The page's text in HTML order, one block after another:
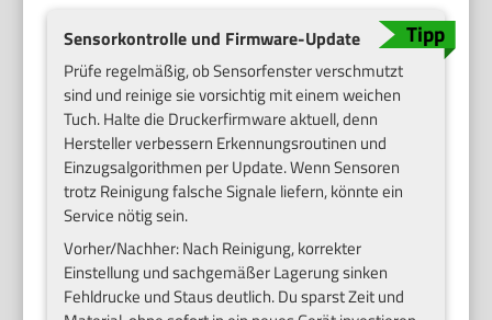
Sensorkontrolle und Firmware-Update
Prüfe regelmäßig, ob Sensorfenster verschmutzt
sind und reinige sie vorsichtig mit einem weichen
Tuch. Halte die Druckerfirmware aktuell, denn
Hersteller verbessern Erkennungsroutinen und
Einzugsalgorithmen per Update. Wenn Sensoren
trotz Reinigung falsche Signale liefern, könnte ein
Service nötig sein.
Vorher/Nachher: Nach Reinigung, korrekter
Einstellung und sachgemäßer Lagerung sinken
Fehldrucke und Staus deutlich. Du sparst Zeit und